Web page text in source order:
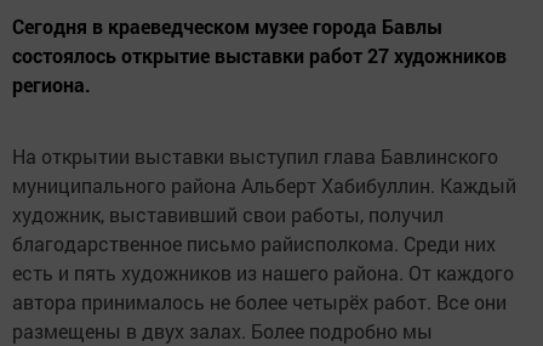
Сегодня в краеведческом музее города Бавлы
состоялось открытие выставки работ 27 художников
региона.
На открытии выставки выступил глава Бавлинского
муниципального района Альберт Хабибуллин. Каждый
художник, выставивший свои работы, получил
благодарственное письмо райисполкома. Среди них
есть и пять художников из нашего района. От каждого
автора принималось не более четырёх работ. Все они
размещены в двух залах. Более подробно мы